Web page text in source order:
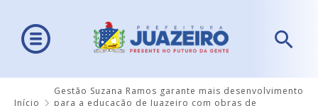
Início
Gestão Suzana Ramos garante mais desenvolvimento
para a educação de Juazeiro com obras de